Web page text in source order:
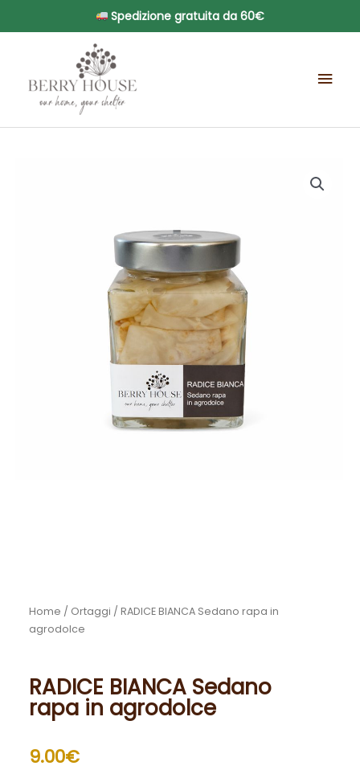
Home / Ortaggi / RADICE BIANCA Sedano rapa in
agrodolce
RADICE BIANCA Sedano
rapa in agrodolce
9.00€
Spedizione gratuita da 60€